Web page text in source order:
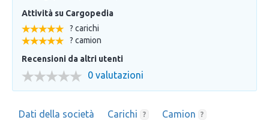
Attività su Cargopedia
? carichi
? camion
Recensioni da altri utenti
0 valutazioni
Dati della società Carichi ? Camion ?